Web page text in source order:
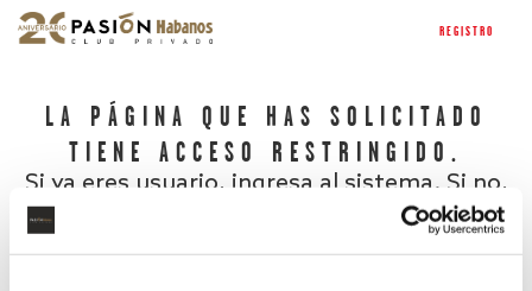
REGISTRO
LA PÁGINA QUE HAS SOLICITADO
TIENE ACCESO RESTRINGIDO.
Si ya eres usuario, ingresa al sistema. Si no,